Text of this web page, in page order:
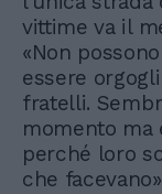
vittime va il
«Non
essere
fratelli.
momento ma
perché loro
che